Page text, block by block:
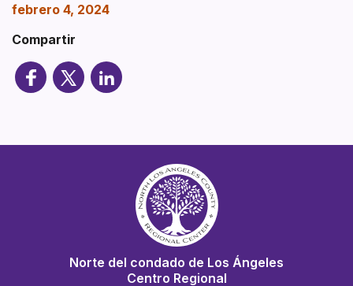
febrero 4, 2024
Compartir
Norte del condado de Los Ángeles
Centro Regional